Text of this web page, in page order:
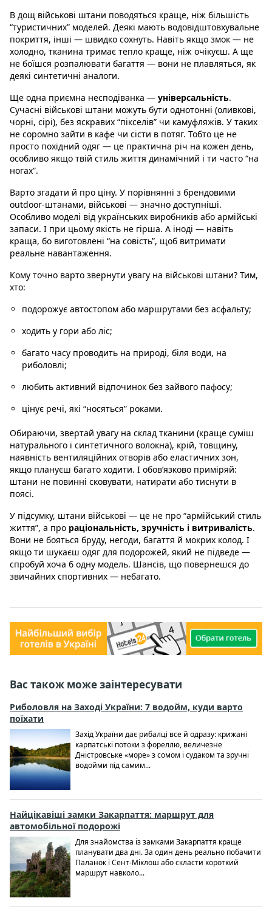
В дощ військові штани поводяться краще, ніж більшість
“туристичних” моделей. Деякі мають водовідштовхувальне
покриття, інші — швидко сохнуть. Навіть якщо змок — не
холодно, тканина тримає тепло краще, ніж очікуєш. А ще
не боїшся розпалювати багаття — вони не плавляться, як
деякі синтетичні аналоги.
Ще одна приємна несподіванка — універсальність.
Сучасні військові штани можуть бути однотонні (оливкові,
чорні, сірі), без яскравих “пікселів” чи камуфляжів. У таких
не соромно зайти в кафе чи сісти в потяг. Тобто це не
просто похідний одяг — це практична річ на кожен день,
особливо якщо твій стиль життя динамічний і ти часто “на
ногах”.
Варто згадати й про ціну. У порівнянні з брендовими
outdoor-штанами, військові — значно доступніші.
Особливо моделі від українських виробників або армійські
запаси. І при цьому якість не гірша. А іноді — навіть
краща, бо виготовлені “на совість”, щоб витримати
реальне навантаження.
Кому точно варто звернути увагу на військові штани? Тим,
хто:
подорожує автостопом або маршрутами без асфальту;
ходить у гори або ліс;
багато часу проводить на природі, біля води, на
риболовлі;
любить активний відпочинок без зайвого пафосу;
цінує речі, які “носяться” роками.
Обираючи, звертай увагу на склад тканини (краще суміш
натурального і синтетичного волокна), крій, товщину,
наявність вентиляційних отворів або еластичних зон,
якщо плануєш багато ходити. І обов’язково приміряй:
штани не повинні сковувати, натирати або тиснути в
поясі.
У підсумку, штани військові — це не про “армійський стиль
життя”, а про раціональність, зручність і витривалість.
Вони не бояться бруду, негоди, багаття й мокрих колод. І
якщо ти шукаєш одяг для подорожей, який не підведе —
спробуй хоча б одну модель. Шансів, що повернешся до
звичайних спортивних — небагато.
Вас також може заінтересувати
Риболовля на Заході України: 7 водойм, куди варто
поїхати
Захід України дає рибалці все й одразу: крижані
карпатські потоки з фореллю, величезне
Дністровське «море» з сомом і судаком та зручні
водойми під самим...
Найцікавіші замки Закарпаття: маршрут для
автомобільної подорожі
Для знайомства із замками Закарпаття краще
планувати два дні. За один день реально побачити
Паланок і Сент-Міклош або скласти короткий
маршрут навколо...